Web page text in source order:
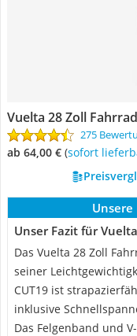
Vuelta 28 Zoll
275
ab 64,00 € ( Sofort
Unser Fazit für
Das Vuelta 28 Zoll
seiner
CUT19 ist
inklusive
Das Felgenband und